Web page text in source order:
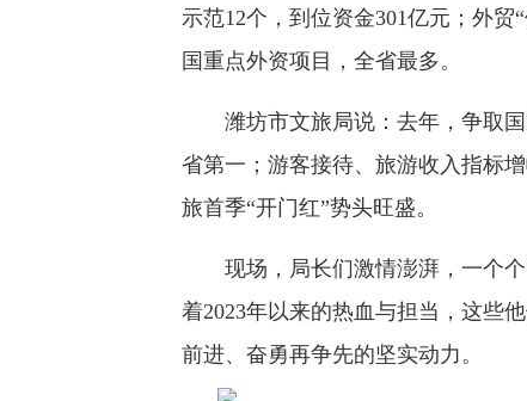
示范12个，到位资金301亿元；外
国重点外资项目，全省最多。
潍坊市文旅局说：去年，争取国
省第一；游客接待、旅游收入指标
旅首季“开门红”势头旺盛。
现场，局长们激情澎湃，一个个“
着2023年以来的热血与担当，这些
前进、奋勇再争先的坚实动力。